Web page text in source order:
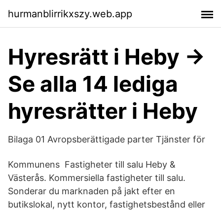
hurmanblirrikxszy.web.app
Hyresrätt i Heby →
Se alla 14 lediga
hyresrätter i Heby
Bilaga 01 Avropsberättigade parter Tjänster för
Kommunens Fastigheter till salu Heby &
Västerås. Kommersiella fastigheter till salu.
Sonderar du marknaden på jakt efter en
butikslokal, nytt kontor, fastighetsbestånd eller